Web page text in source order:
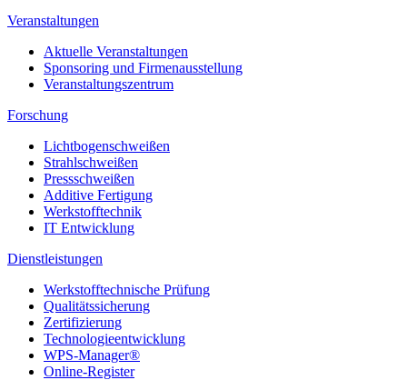
Veranstaltungen
Aktuelle Veranstaltungen
Sponsoring und Firmenausstellung
Veranstaltungszentrum
Forschung
Lichtbogenschweißen
Strahlschweißen
Pressschweißen
Additive Fertigung
Werkstofftechnik
IT Entwicklung
Dienstleistungen
Werkstofftechnische Prüfung
Qualitätssicherung
Zertifizierung
Technologieentwicklung
WPS-Manager®
Online-Register